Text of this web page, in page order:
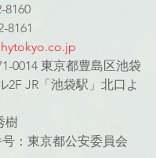
8160
8161
0014 東京都豊島区池袋
2F JR「池袋駅」北口よ
樹
：東京都公安委員会